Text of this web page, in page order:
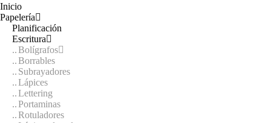
Inicio
Papelería
Planificación
Escritura
Bolígrafos
Borrables
Subrayadores
Lápices
Lettering
Portaminas
Rotuladores